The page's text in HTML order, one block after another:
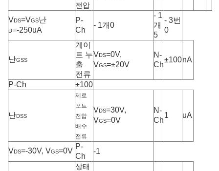
전압
VDS=VGS난
D=-250uA
P-
Ch
- 1개0
- 1
개
5
- 3번
0
난GSS
게이
트 누
출
전류
VDS=0V,
VGS=±20V
N-
Ch
±100nA
P-Ch ±100
난DSS
제로
포트
전압
배수
전류
VDS=30V,
VGS=0V
N-
Ch
1 uA
VDS=-30V, VGS=0V
P-
Ch
-1
상태